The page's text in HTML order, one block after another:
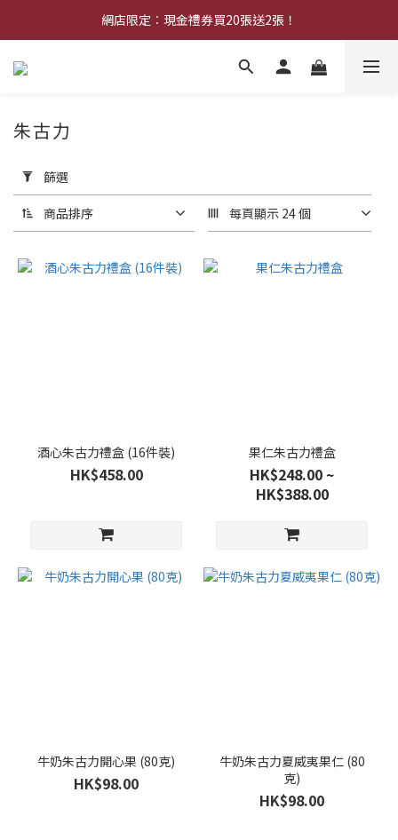
中秋早鳥優惠：購買中秋禮券可享8折優惠
網店限定︰現金禮券買20張送2張！
中秋早鳥優惠：購買中秋禮券可享8折優惠
用
篩
選
(0/20)
不
適
朱古力
篩選
商品排序 每頁顯示 24 個
酒心朱古力禮盒 (16件裝)
HK$458.00
果仁朱古力禮盒
HK$248.00 ~
HK$388.00
牛奶朱古力開心果 (80克)
HK$98.00
牛奶朱古力夏威夷果仁 (80
克)
HK$98.00